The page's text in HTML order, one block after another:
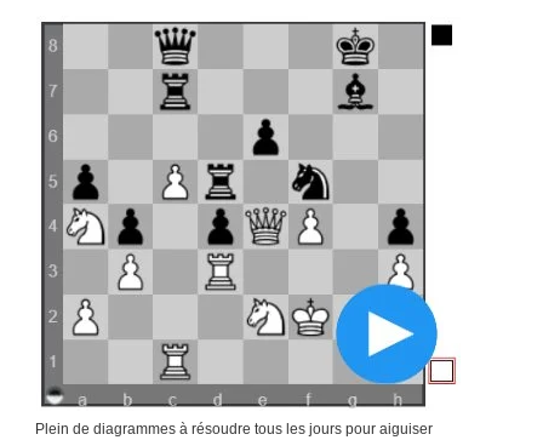
Plein de diagrammes à résoudre tous les jours pour aiguiser